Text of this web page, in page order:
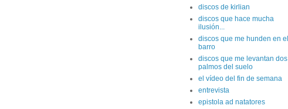
discos de kirlian
discos que hace mucha
ilusión...
discos que me hunden en el
barro
discos que me levantan dos
palmos del suelo
el vídeo del fin de semana
entrevista
epistola ad natatores